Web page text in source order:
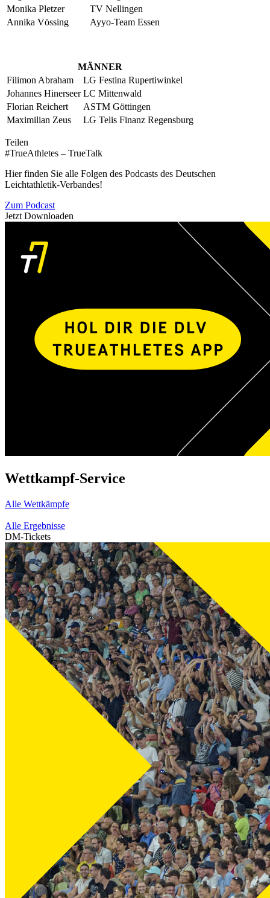
Monika Pletzer
TV Nellingen
Annika Vössing
Ayyo-Team Essen
MÄNNER
Filimon Abraham
LG Festina Rupertiwinkel
Johannes Hinerseer LC Mittenwald
Florian Reichert
ASTM Göttingen
Maximilian Zeus
LG Telis Finanz Regensburg
Teilen
#TrueAthletes – TrueTalk
Hier finden Sie alle Folgen des Podcasts des Deutschen
Leichtathletik-Verbandes!
Zum Podcast
Jetzt Downloaden
Wettkampf-Service
Alle Wettkämpfe
Alle Ergebnisse
DM-Tickets